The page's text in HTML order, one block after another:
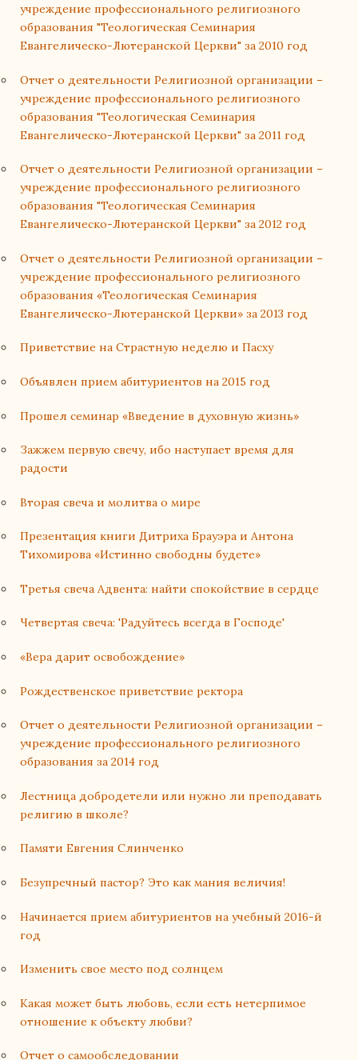
учреждение профессионального религиозного
образования "Теологическая Семинария
Евангелическо-Лютеранской Церкви" за 2010 год
Отчет о деятельности Религиозной организации –
учреждение профессионального религиозного
образования "Теологическая Семинария
Евангелическо-Лютеранской Церкви" за 2011 год
Отчет о деятельности Религиозной организации –
учреждение профессионального религиозного
образования "Теологическая Семинария
Евангелическо-Лютеранской Церкви" за 2012 год
Отчет о деятельности Религиозной организации –
учреждение профессионального религиозного
образования «Теологическая Семинария
Евангелическо-Лютеранской Церкви» за 2013 год
Приветствие на Страстную неделю и Пасху
Объявлен прием абитуриентов на 2015 год
Прошел семинар «Введение в духовную жизнь»
Зажжем первую свечу, ибо наступает время для
радости
Вторая свеча и молитва о мире
Презентация книги Дитриха Брауэра и Антона
Тихомирова «Истинно свободны будете»
Третья свеча Адвента: найти спокойствие в сердце
Четвертая свеча: 'Радуйтесь всегда в Господе'
«Вера дарит освобождение»
Рождественское приветствие ректора
Отчет о деятельности Религиозной организации –
учреждение профессионального религиозного
образования за 2014 год
Лестница добродетели или нужно ли преподавать
религию в школе?
Памяти Евгения Слинченко
Безупречный пастор? Это как мания величия!
Начинается прием абитуриентов на учебный 2016-й
год
Изменить свое место под солнцем
Какая может быть любовь, если есть нетерпимое
отношение к объекту любви?
Отчет о самообследовании